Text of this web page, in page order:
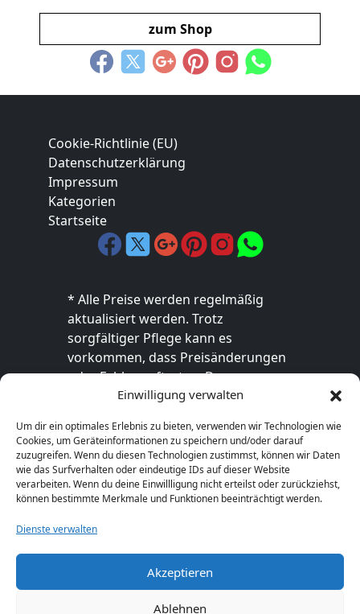
Einwilligung verwalten
Um dir ein optimales Erlebnis zu bieten, verwenden wir Technologien wie
Cookies, um Geräteinformationen zu speichern und/oder darauf
zuzugreifen. Wenn du diesen Technologien zustimmst, können wir Daten
wie das Surfverhalten oder eindeutige IDs auf dieser Website
verarbeiten. Wenn du deine Einwillligung nicht erteilst oder zurückziehst,
können bestimmte Merkmale und Funktionen beeinträchtigt werden.
Dienste verwalten
Akzeptieren
Ablehnen
zum Shop
Cookie-Richtlinie (EU)
Datenschutzerklärung
Impressum
Kategorien
Startseite
* Alle Preise werden regelmäßig
aktualisiert werden. Trotz
sorgfältiger Pflege kann es
vorkommen, dass Preisänderungen
oder Fehler auftreten. Der
endgültige Preis sowie die
ausschließlich im jeweiligen Online-
Shop des Anbieters verbindlich. Bitte
überprüfe den Preis vor dem Kauf
direkt beim Händler.
© 2026 GeschenkeFinden.com. Alle Rechte
vorbehalten.